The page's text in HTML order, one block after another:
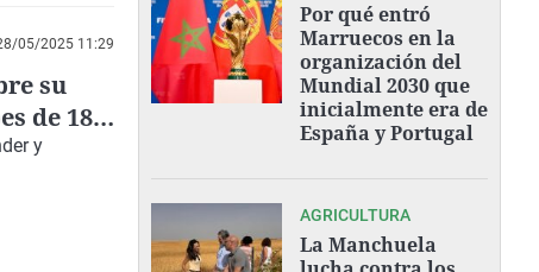
05/2025 11:29
su
de 18 a
y
Por qué entró
Marruecos en la
organización del
Mundial 2030 que
inicialmente era de
España y Portugal
AGRICULTURA
La Manchuela